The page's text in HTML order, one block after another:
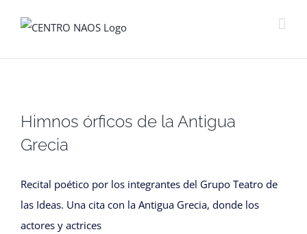
Himnos órficos de la Antigua
Grecia
Recital poético por los integrantes del Grupo Teatro de
las Ideas. Una cita con la Antigua Grecia, donde los
actores y actrices